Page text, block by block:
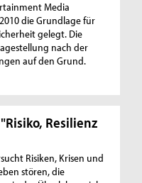
Media
die Grundlage für
gelegt. Die
nach der
auf den Grund.
Resilienz
Risiken, Krisen und
stören, die